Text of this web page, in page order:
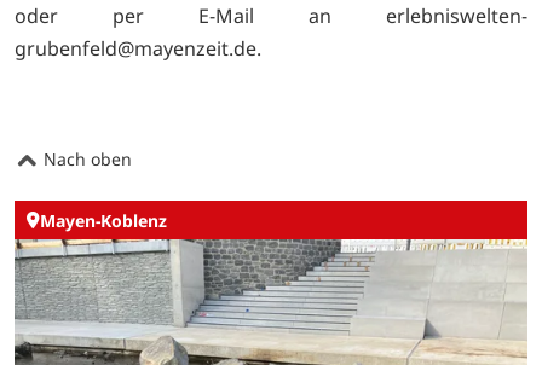
oder per E-Mail an erlebniswelten-
grubenfeld@mayenzeit.de.
Nach oben
Mayen-Koblenz